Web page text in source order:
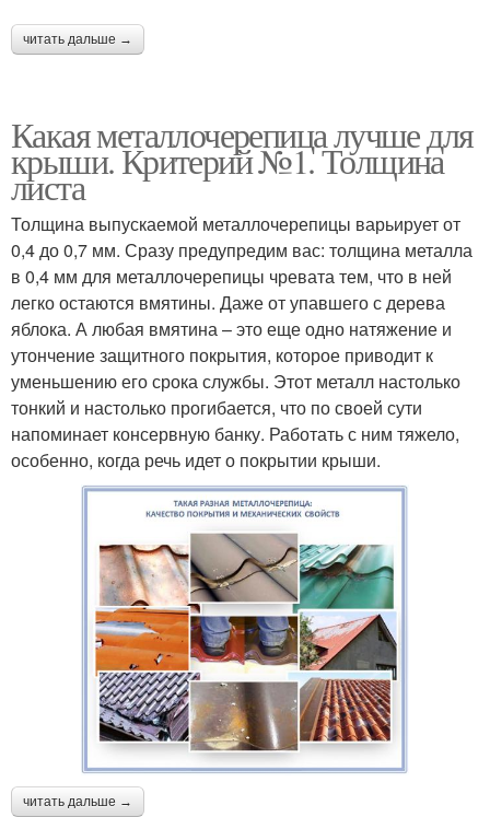
читать дальше →
Какая металлочерепица лучше для
крыши. Критерий №1. Толщина
листа
Толщина выпускаемой металлочерепицы варьирует от
0,4 до 0,7 мм. Сразу предупредим вас: толщина металла
в 0,4 мм для металлочерепицы чревата тем, что в ней
легко остаются вмятины. Даже от упавшего с дерева
яблока. А любая вмятина – это еще одно натяжение и
утончение защитного покрытия, которое приводит к
уменьшению его срока службы. Этот металл настолько
тонкий и настолько прогибается, что по своей сути
напоминает консервную банку. Работать с ним тяжело,
особенно, когда речь идет о покрытии крыши.
читать дальше →